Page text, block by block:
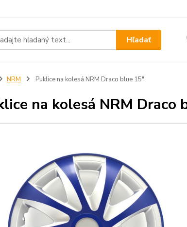
Hľadať
NRM Puklice na kolesá NRM Draco blue 15"
na kolesá NRM Draco